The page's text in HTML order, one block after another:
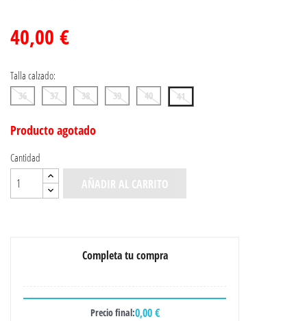
40,00 €
Talla calzado:
36 37 38 39 40 41
Producto agotado
Cantidad
AÑADIR AL CARRITO
Completa tu compra
Precio final:0,00 €